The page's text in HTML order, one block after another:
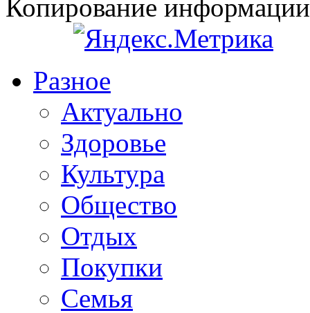
Копирование
Разное
Актуально
Здоровье
Культура
Общество
Отдых
Покупки
Семья